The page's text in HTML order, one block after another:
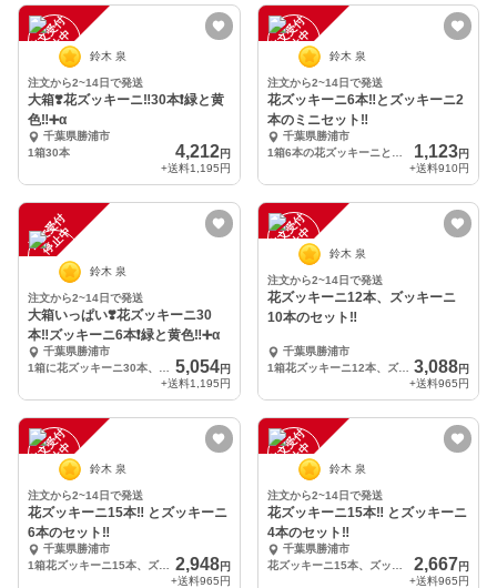
注
文
受
付
停
止
中 鈴木 泉
注文から2~14日で発送
大箱❣️花ズッキーニ‼️30本❗️緑と黄
色‼️➕α
千葉県勝浦市
1箱30本
4,212円
+送料1,195円
注
文
受
付
停
止
中 鈴木 泉
注文から2~14日で発送
花ズッキーニ6本‼️とズッキーニ2
本のミニセット‼️
千葉県勝浦市
1,123円
+送料910円
注
文
受
付
停
止
中
鈴木 泉
注文から2~14日で発送
大箱いっぱい❣️花ズッキーニ30
本‼️ズッキーニ6本❗️緑と黄色‼️➕α
千葉県勝浦市
5,054円
+送料1,195円
注
文
受
付
停
止
中 鈴木 泉
注文から2~14日で発送
花ズッキーニ12本、ズッキーニ
10本のセット‼️
千葉県勝浦市
1箱花ズッキーニ12本、ズッキーニ10本
3,088円
+送料965円
注
文
受
付
停
止
中 鈴木 泉
注文から2~14日で発送
花ズッキーニ15本‼️ とズッキーニ
6本のセット‼️
千葉県勝浦市
1箱花ズッキーニ15本、ズッキーニ6本
2,948円
+送料965円
注
文
受
付
停
止
中 鈴木 泉
注文から2~14日で発送
花ズッキーニ15本‼️ とズッキーニ
4本のセット‼️
千葉県勝浦市
2,667円
+送料965円